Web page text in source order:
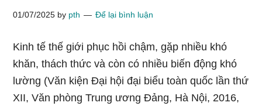
01/07/2025 by pth Để lại bình luận
Kinh tế thế giới phục hồi chậm, gặp nhiều khó
khăn, thách thức và còn có nhiều biến động khó
lường (Văn kiện Đại hội đại biểu toàn quốc lần thứ
XII, Văn phòng Trung ương Đảng, Hà Nội, 2016,